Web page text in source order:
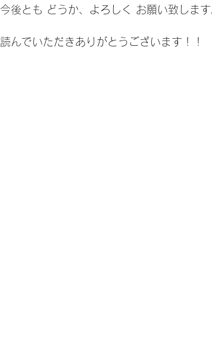
今後とも どうか、よろしく お願い致します
読んでいただきありがとうございます！！